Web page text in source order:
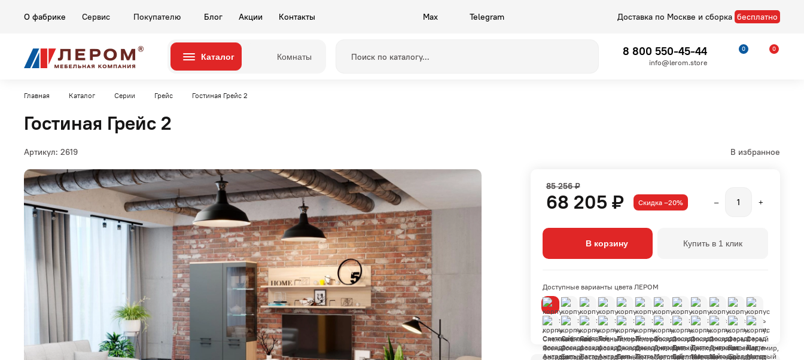
О фабрике Сервис Покупателю Блог Акции Контакты Max Telegram Доставка по Москве и сборка бесплатно
Каталог
Серии
Карина Камелия Стелла
Дополнительно
Комнаты
Комнаты
Гостиные Прихожие Детские
8 800 550-45-44
info@lerom.store
0 0
Главная Каталог Серии Грейс Гостиная Грейс 2
Гостиная Грейс 2
Артикул: 2619 В избранное
Доступные варианты цвета ЛЕРОМ
85 256 ₽
68 205 ₽ Скидка –20% – +
В корзину Купить в 1 клик